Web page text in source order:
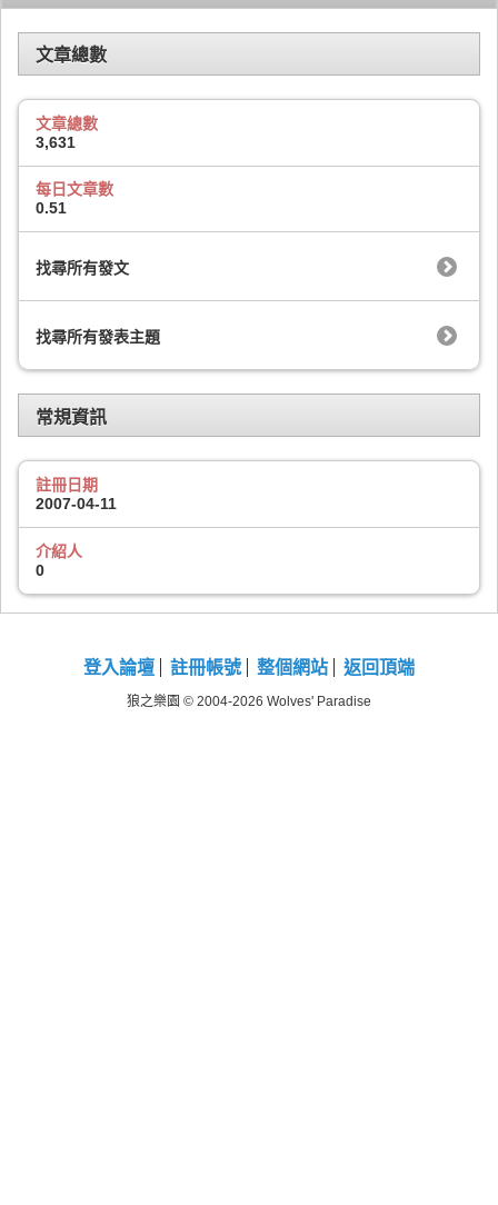
文章總數
文章總數
3,631
每日文章數
0.51
找尋所有發文
找尋所有發表主題
常規資訊
註冊日期
2007-04-11
介紹人
0
登入論壇 註冊帳號 整個網站 返回頂端
狼之樂園 © 2004-2026 Wolves' Paradise